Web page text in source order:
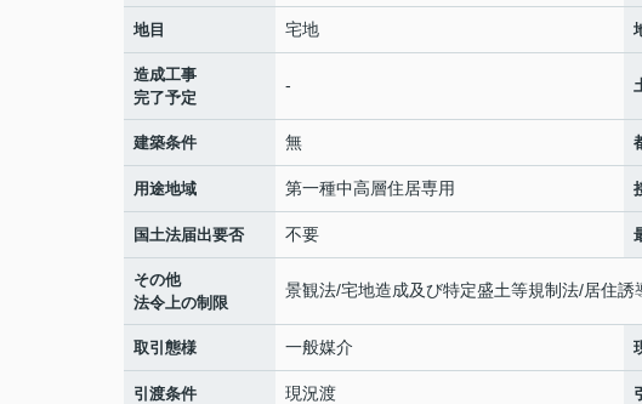
地目 宅地
造成工事
完了予定
-
建築条件 無
用途地域 第一種中高層住居専用
国土法届出要否 不要
その他
法令上の制限
景観法/宅地造成及び特定盛土等規制法/居住
取引態様 一般媒介
引渡条件 現況渡